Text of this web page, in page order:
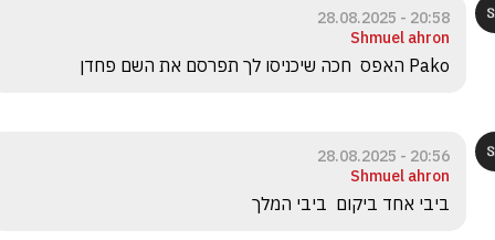
20:58 - 28.08.2025
Shmuel ahron
Pako האפס  חכה שיכניסו לך תפרסם את השם פחדן
20:56 - 28.08.2025
Shmuel ahron
ביבי אחד ביקום  ביבי המלך